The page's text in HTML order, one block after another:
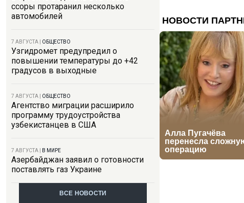
ссоры протаранил несколько
автомобилей
7 АВГУСТА ОБЩЕСТВО
Узгидромет предупредил о
повышении температуры до +42
градусов в выходные
7 АВГУСТА ОБЩЕСТВО
Агентство миграции расширило
программу трудоустройства
узбекистанцев в США
7 АВГУСТА В МИРЕ
Азербайджан заявил о готовности
поставлять газ Украине
ВСЕ НОВОСТИ